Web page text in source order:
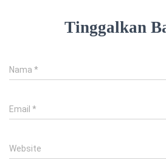
Tinggalkan
Nama *
Email *
Website